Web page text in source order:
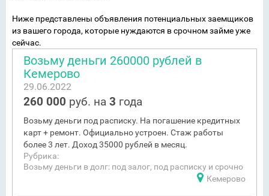
Ниже представлены объявления потенциальных заемщиков
из вашего города, которые нуждаются в срочном займе уже
сейчас.
Возьму деньги 260000 рублей в
Кемерово
29.06.2022
260 000 руб. на 3 года
Возьму деньги под расписку. На погашение кредитных
карт + ремонт. Официально устроен. Стаж работы
более 3 лет. Доход 35000 рублей в месяц.
Рубрика:
Возьму деньги в долг: под залог, под расписку и срочно
Кемерово